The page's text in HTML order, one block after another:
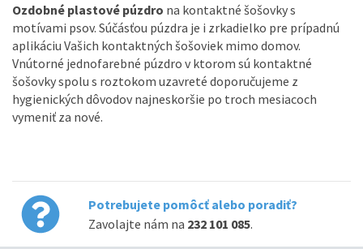
Ozdobné plastové púzdro na kontaktné šošovky s
motívami psov. Súčásťou púzdra je i zrkadielko pre prípadnú
aplikáciu Vašich kontaktných šošoviek mimo domov.
Vnútorné jednofarebné púzdro v ktorom sú kontaktné
šošovky spolu s roztokom uzavreté doporučujeme z
hygienických dôvodov najneskoršie po troch mesiacoch
vymeniť za nové.
Potrebujete pomôcť alebo poradiť?
Zavolajte nám na 232 101 085.